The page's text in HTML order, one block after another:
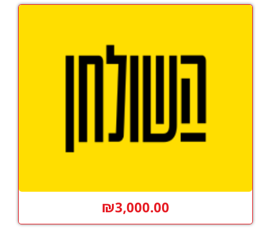
₪3,000.00